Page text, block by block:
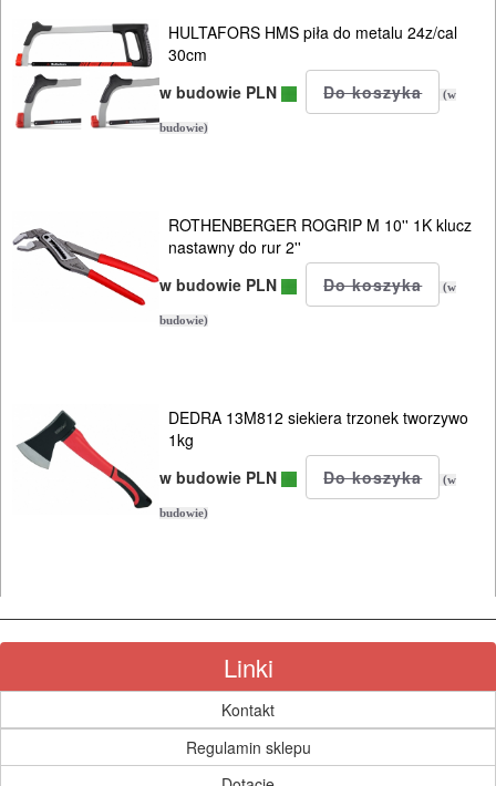
BHP
SPRZĘT
AGD
PILARKI-
KOSIARKI-
HULTAFORS HMS piła do metalu 24z/cal
30cm
w budowie PLN
(w
budowie)
ROTHENBERGER ROGRIP M 10'' 1K klucz
nastawny do rur 2''
w budowie PLN
(w
budowie)
DEDRA 13M812 siekiera trzonek tworzywo
1kg
w budowie PLN
(w
budowie)
Linki
Kontakt
Regulamin sklepu